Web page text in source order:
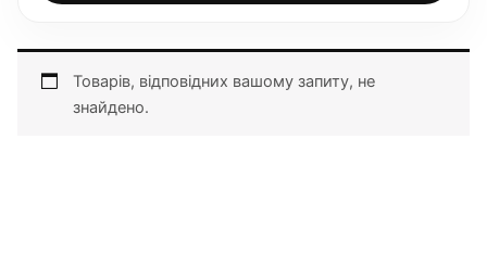
Товарів, відповідних вашому запиту, не
знайдено.